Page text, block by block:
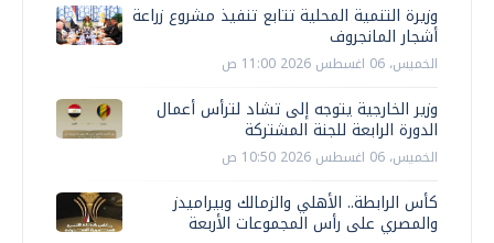
وزيرة التنمية المحلية تتابع تنفيذ مشروع زراعة
أشجار المانجروف
الخميس، 06 اغسطس 2026 11:00 ص
وزير الخارجية يتوجه إلى تشاد لترأس أعمال
الدورة الرابعة للجنة المشتركة
الخميس، 06 اغسطس 2026 10:50 ص
كأس الرابطة.. الأهلي والزمالك وبيراميدز
والمصري على رأس المجموعات الأربعة